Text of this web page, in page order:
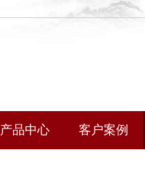
产品中心 客户案例